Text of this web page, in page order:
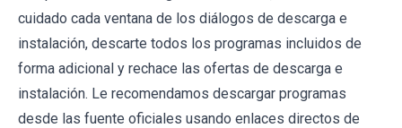
cuidado cada ventana de los diálogos de descarga e
instalación, descarte todos los programas incluidos de
forma adicional y rechace las ofertas de descarga e
instalación. Le recomendamos descargar programas
desde las fuente oficiales usando enlaces directos de